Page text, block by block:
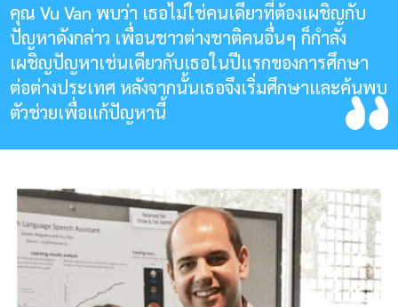
คุณ Vu Van พบว่า เธอไม่ใช่คนเดียวที่ต้องเผชิญกับ
ปัญหาดังกล่าว เพื่อนชาวต่างชาติคนอื่นๆ ก็กำลัง
เผชิญปัญหาเช่นเดียวกับเธอในปีแรกของการศึกษา
ต่อต่างประเทศ หลังจากนั้นเธอจึงเริ่มศึกษาและค้นพบ
ตัวช่วยเพื่อแก้ปัญหานี้